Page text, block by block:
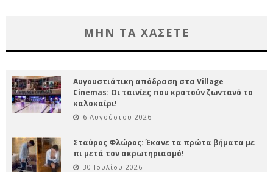
ΜΗΝ ΤΑ ΧΑΣΕΤΕ
Αυγουστιάτικη απόδραση στα Village
Cinemas: Οι ταινίες που κρατούν ζωντανό το
καλοκαίρι!
6 Αυγούστου 2026
Σταύρος Φλώρος: Έκανε τα πρώτα βήματα με
πι μετά τον ακρωτηριασμό!
30 Ιουλίου 2026